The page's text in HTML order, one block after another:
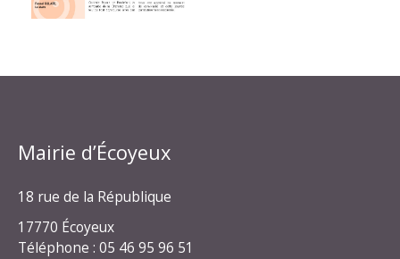
Mairie d’Écoyeux
18 rue de la République
17770 Écoyeux
Téléphone : 05 46 95 96 51